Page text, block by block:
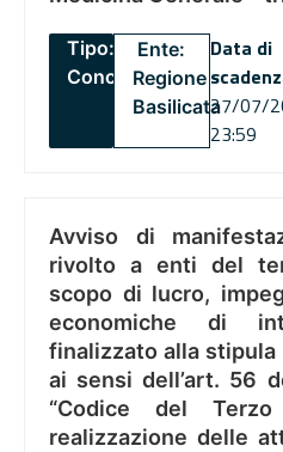
Tipo:
Concorsi
Ente:
Regione
Basilicata
Data di
27/07/
23:59
Avviso di
rivolto a enti del
scopo di lucro,
economiche di
finalizzato alla stipula
ai sensi dell’art. 56
“Codice del
realizzazione delle